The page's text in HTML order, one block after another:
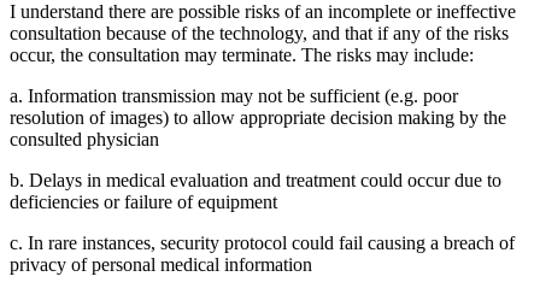
I understand there are possible risks of an incomplete or ineffective
consultation because of the technology, and that if any of the risks
occur, the consultation may terminate. The risks may include:
a. Information transmission may not be sufficient (e.g. poor
resolution of images) to allow appropriate decision making by the
consulted physician
b. Delays in medical evaluation and treatment could occur due to
deficiencies or failure of equipment
c. In rare instances, security protocol could fail causing a breach of
privacy of personal medical information